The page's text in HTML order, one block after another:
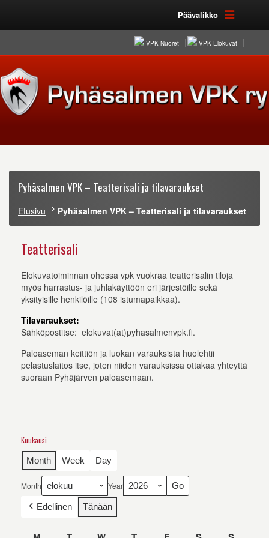
Päävalikko
VPK Nuoret VPK Elokuvat
Pyhäsalmen VPK – Teatterisali ja tilavaraukset
Etusivu Pyhäsalmen VPK – Teatterisali ja tilavaraukset
Teatterisali
Elokuvatoiminnan ohessa vpk vuokraa teatterisalin tiloja
myös harrastus- ja juhlakäyttöön eri järjestöille sekä
yksityisille henkilöille (108 istumapaikkaa).
Tilavaraukset:
Sähköpostitse: elokuvat(at)pyhasalmenvpk.fi.
Paloaseman keittiön ja luokan varauksista huolehtii
pelastuslaitos itse, joten niiden varauksissa ottakaa yhteyttä
suoraan Pyhäjärven paloasemaan.
Kuukausi
Month
Week Day
Month Year
Edellinen Tänään